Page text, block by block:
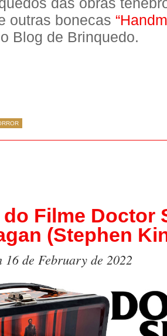
outras bonecas
Blog de Brinquedo.
Filme Doctor
(Stephen
16 de February de 2022